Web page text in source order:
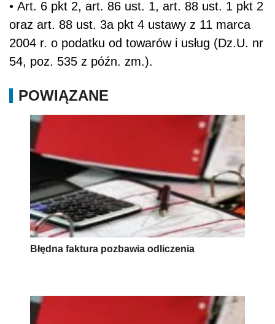
• Art. 6 pkt 2, art. 86 ust. 1, art. 88 ust. 1 pkt 2
oraz art. 88 ust. 3a pkt 4 ustawy z 11 marca
2004 r. o podatku od towarów i usług (Dz.U. nr
54, poz. 535 z późn. zm.).
POWIĄZANE
Błędna faktura pozbawia odliczenia